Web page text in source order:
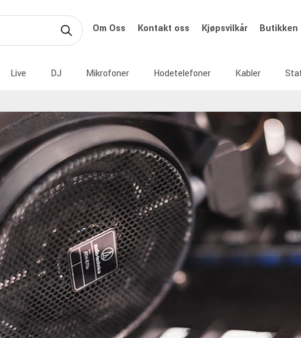
Om Oss Kontakt oss Kjøpsvilkår Butikken
Live DJ Mikrofoner Hodetelefoner Kabler